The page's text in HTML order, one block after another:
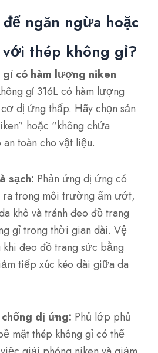
ngăn ngừa hoặc
thép không gỉ?
có hàm lượng niken
gỉ 316L có hàm lượng
dị ứng thấp. Hãy chọn sản
hoặc “không chứa
toàn cho vật liệu.
sạch: Phản ứng dị ứng có
ra trong môi trường ẩm ướt,
khô và tránh đeo đồ trang
gỉ trong thời gian dài. Vệ
khi đeo đồ trang sức bằng
tiếp xúc kéo dài giữa da
dị ứng: Phủ lớp phủ
mặt thép không gỉ có thể